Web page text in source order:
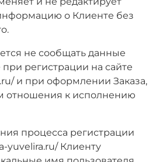
о Клиенте без
не сообщать данные
регистрации на сайте
и при оформлении Заказа,
к исполнению
процесса регистрации
yuvelira.ru/ Клиенту